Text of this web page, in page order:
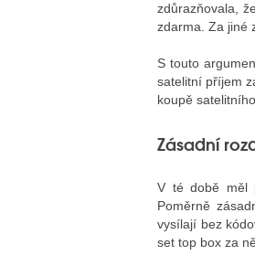
zdůrazňovala,
zdarma. Za jiné
S touto
satelitní příjem
koupě
Zásadní
V té době měl
Poměrně
vysílají bez
set top box za